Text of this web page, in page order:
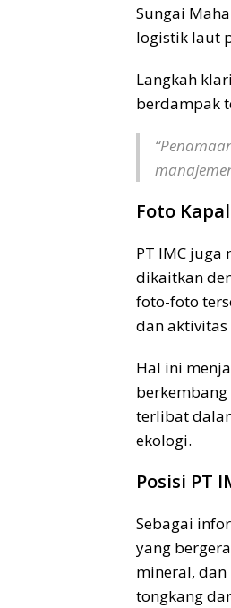
Sungai
logistik laut
Langkah
berdampak
Foto
PT IMC
dikaitkan
foto-foto
dan
Hal ini
terlibat
ekologi.
Posisi PT
Sebagai
yang
mineral, dan
tongkang